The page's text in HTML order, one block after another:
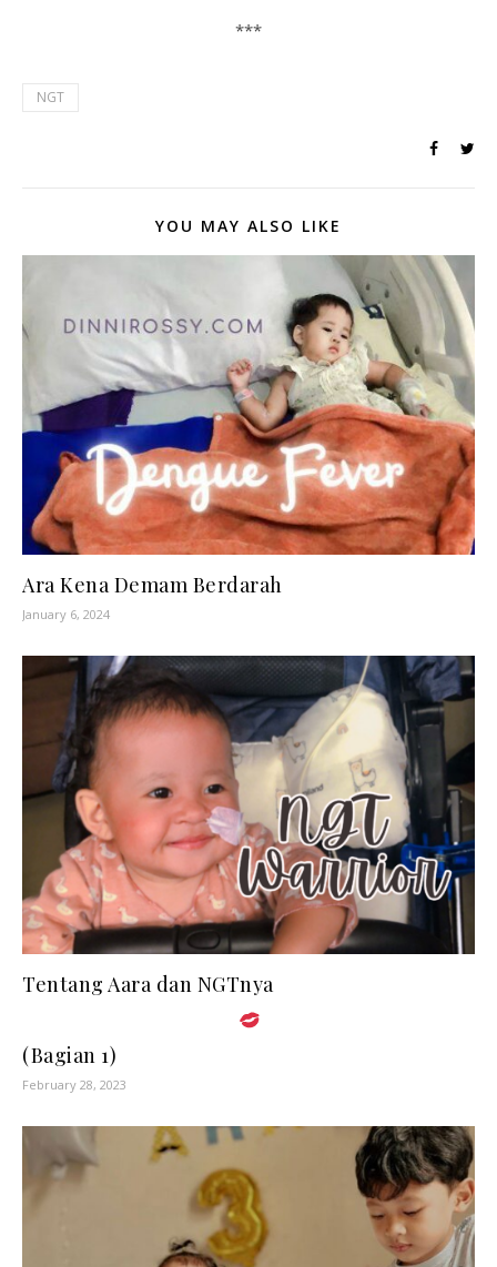
***
NGT
YOU MAY ALSO LIKE
Ara Kena Demam Berdarah
January 6, 2024
Tentang Aara dan NGTnya
(Bagian 1)
February 28, 2023